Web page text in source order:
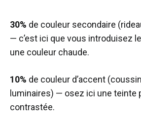
30% de couleur secondaire
— c’est ici que vous introduisez
une couleur chaude.
10% de couleur d’accent
luminaires) — osez ici une teinte
contrastée.